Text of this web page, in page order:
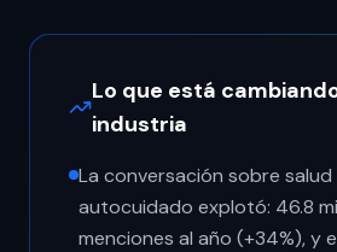
Lo que está
industria
La conversación sobre
autocuidado explotó: 46.8
menciones al año (+34%), y